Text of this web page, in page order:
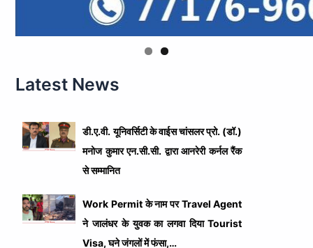
Latest News
डी.ए.वी. यूनिवर्सिटी के वाईस चांसलर प्रो. (डॉ.)
मनोज कुमार एन.सी.सी. द्वारा आनरेरी कर्नल रैंक
से सम्मानित
Work Permit के नाम पर Travel Agent
ने जालंधर के युवक का लगवा दिया Tourist
Visa, घने जंगलों में फंसा,…